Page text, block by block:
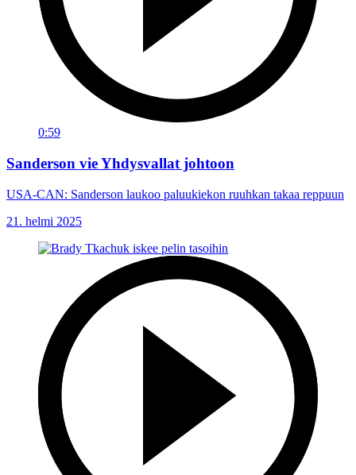
0:59
Sanderson vie Yhdysvallat johtoon
USA-CAN: Sanderson laukoo paluukiekon ruuhkan takaa reppuun
21. helmi 2025